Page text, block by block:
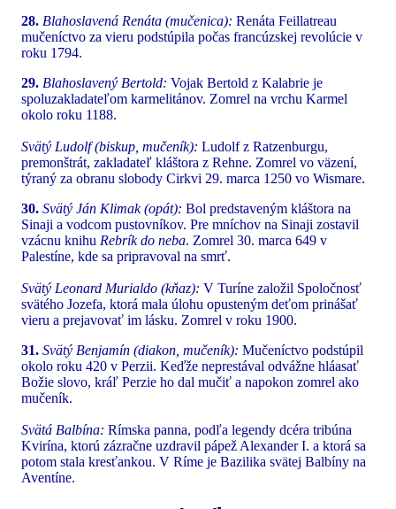
28. Blahoslavená Renáta (mučenica): Renáta Feillatreau
mučeníctvo za vieru podstúpila počas francúzskej revolúcie v
roku 1794.
29. Blahoslavený Bertold: Vojak Bertold z Kalabrie je
spoluzakladateľom karmelitánov. Zomrel na vrchu Karmel
okolo roku 1188.
Svätý Ludolf (biskup, mučeník): Ludolf z Ratzenburgu,
premonštrát, zakladateľ kláštora z Rehne. Zomrel vo väzení,
týraný za obranu slobody Cirkvi 29. marca 1250 vo Wismare.
30. Svätý Ján Klimak (opát): Bol predstaveným kláštora na
Sinaji a vodcom pustovníkov. Pre mníchov na Sinaji zostavil
vzácnu knihu Rebrík do neba. Zomrel 30. marca 649 v
Palestíne, kde sa pripravoval na smrť.
Svätý Leonard Murialdo (kňaz): V Turíne založil Spoločnosť
svätého Jozefa, ktorá mala úlohu opusteným deťom prinášať
vieru a prejavovať im lásku. Zomrel v roku 1900.
31. Svätý Benjamín (diakon, mučeník): Mučeníctvo podstúpil
okolo roku 420 v Perzii. Keďže neprestával odvážne hláasať
Božie slovo, kráľ Perzie ho dal mučiť a napokon zomrel ako
mučeník.
Svätá Balbína: Rímska panna, podľa legendy dcéra tribúna
Kvirína, ktorú zázračne uzdravil pápež Alexander I. a ktorá sa
potom stala kresťankou. V Ríme je Bazilika svätej Balbíny na
Aventíne.